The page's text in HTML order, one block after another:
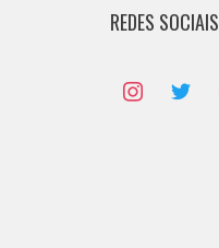
REDES SOCIAIS